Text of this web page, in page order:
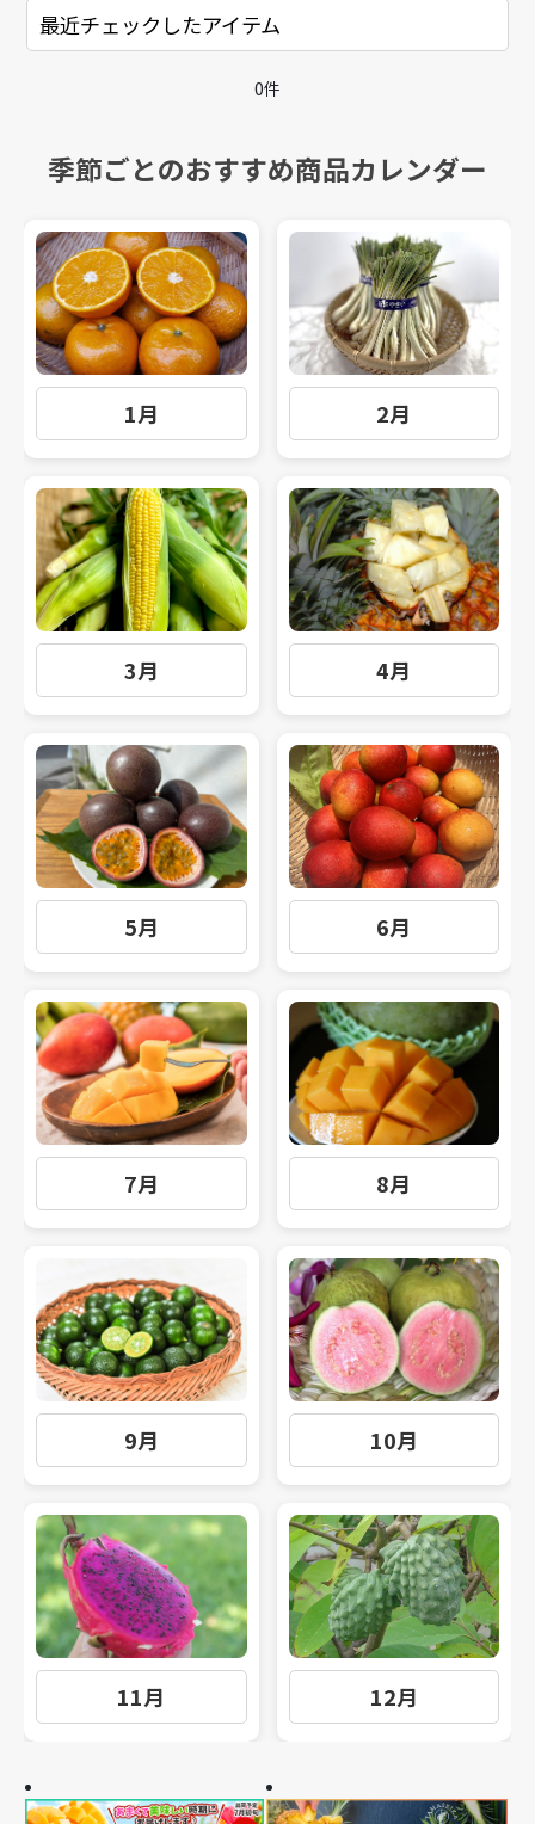
最近チェックしたアイテム
0件
季節ごとのおすすめ商品カレンダー
1月 2月
3月 4月
5月 6月
7月 8月
9月 10月
11月 12月